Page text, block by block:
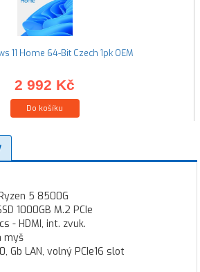
11 Home 64-Bit Czech 1pk OEM
2 992 Kč
Do košíku
5 8500G
1000GB M.2 PCIe
- HDMI, int. zvuk.
myš
Gb LAN, volný PCIe16 slot